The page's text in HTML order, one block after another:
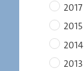
2017
2015
2014
2013